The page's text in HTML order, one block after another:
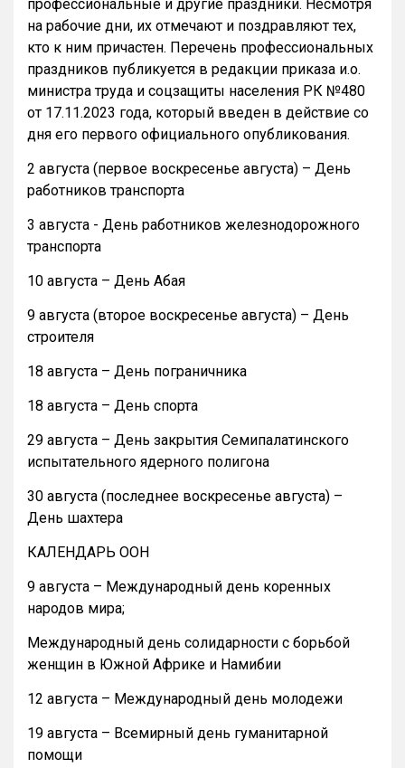
профессиональные и другие праздники. Несмотря
на рабочие дни, их отмечают и поздравляют тех,
кто к ним причастен. Перечень профессиональных
праздников публикуется в редакции приказа и.о.
министра труда и соцзащиты населения РК №480
от 17.11.2023 года, который введен в действие со
дня его первого официального опубликования.
2 августа (первое воскресенье августа) – День
работников транспорта
3 августа - День работников железнодорожного
транспорта
10 августа – День Абая
9 августа (второе воскресенье августа) – День
строителя
18 августа – День пограничника
18 августа – День спорта
29 августа – День закрытия Семипалатинского
испытательного ядерного полигона
30 августа (последнее воскресенье августа) –
День шахтера
КАЛЕНДАРЬ ООН
9 августа – Международный день коренных
народов мира;
Международный день солидарности с борьбой
женщин в Южной Африке и Намибии
12 августа – Международный день молодежи
19 августа – Всемирный день гуманитарной
помощи